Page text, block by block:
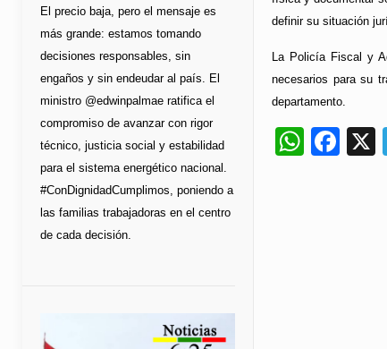
definir su situación
La Policía Fiscal y
necesarios para su
departamento.
El precio baja, pero el mensaje es
más grande: estamos tomando
decisiones responsables, sin
engaños y sin endeudar al país. El
ministro @edwinpalmae ratifica el
compromiso de avanzar con rigor
técnico, justicia social y estabilidad
para el sistema energético nacional.
#ConDignidadCumplimos, poniendo a
las familias trabajadoras en el centro
de cada decisión.